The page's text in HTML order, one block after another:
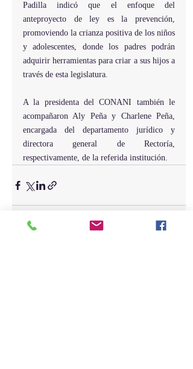
Padilla indicó que el enfoque del
anteproyecto de ley es la prevención,
promoviendo la crianza positiva de los niños
y adolescentes, donde los padres podrán
adquirir herramientas para criar a sus hijos a
través de esta legislatura.
A la presidenta del CONANI también le
acompañaron Aly Peña y Charlene Peña,
encargada del departamento jurídico y
directora general de Rectoría,
respectivamente, de la referida institución.